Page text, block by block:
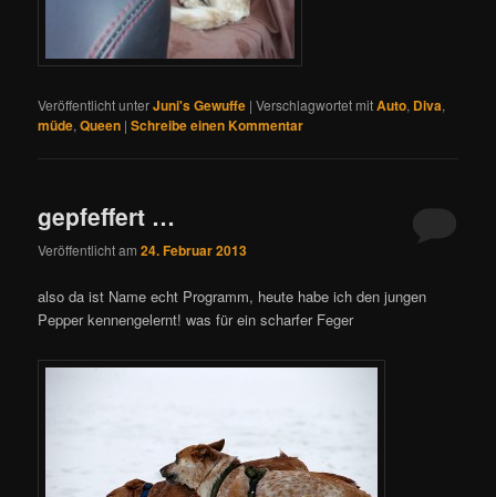
Veröffentlicht unterJuni's Gewuffe |Verschlagwortet mitAuto, Diva,
müde,Queen |Schreibe einen Kommentar
gepfeffert …
Veröffentlicht am24. Februar 2013
also da ist Name echt Programm, heute habe ich den jungen
Pepper kennengelernt! was für ein scharfer Feger